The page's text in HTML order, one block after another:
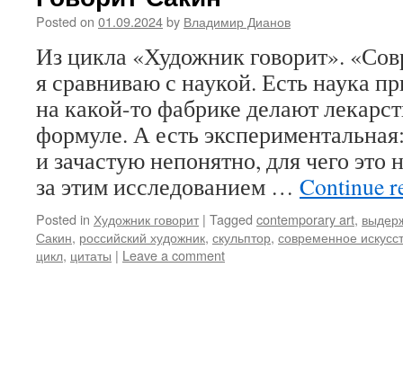
Posted on 01.09.2024by Владимир Дианов
Из цикла «Художник говорит».
я сравниваю с наукой. Есть наука
на какой-то фабрике делают
формуле. А есть
и зачастую непонятно, для чего это
за этим исследованием … Continue
Posted in Художник говорит | Tagged contemporary art,
Сакин, российский художник, скульптор, современное
цикл, цитаты | Leave a comment